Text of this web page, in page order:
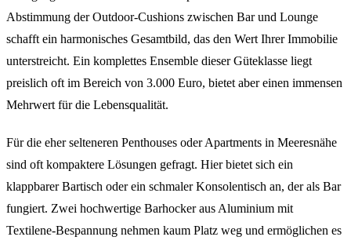
Abstimmung der Outdoor-Cushions zwischen Bar und Lounge
schafft ein harmonisches Gesamtbild, das den Wert Ihrer Immobilie
unterstreicht. Ein komplettes Ensemble dieser Güteklasse liegt
preislich oft im Bereich von 3.000 Euro, bietet aber einen immensen
Mehrwert für die Lebensqualität.
Für die eher selteneren Penthouses oder Apartments in Meeresnähe
sind oft kompaktere Lösungen gefragt. Hier bietet sich ein
klappbarer Bartisch oder ein schmaler Konsolentisch an, der als Bar
fungiert. Zwei hochwertige Barhocker aus Aluminium mit
Textilene-Bespannung nehmen kaum Platz weg und ermöglichen es